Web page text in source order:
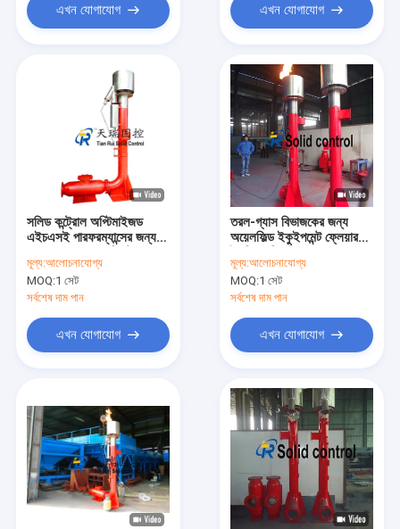
এখন যোগাযোগ এখন যোগাযোগ
সলিড কন্ট্রোল অপ্টিমাইজড
এইচএসই পারফরম্যান্সের জন্য
মূল্য:আলোচনাযোগ্য
MOQ:1 সেট
সর্বশেষ দাম পান
এখন যোগাযোগ
তরল-গ্যাস বিভাজকের জন্য
অয়েলফিল্ড ইকুইপমেন্ট ফ্লেয়ার
মূল্য:আলোচনাযোগ্য
MOQ:1 সেট
সর্বশেষ দাম পান
এখন যোগাযোগ